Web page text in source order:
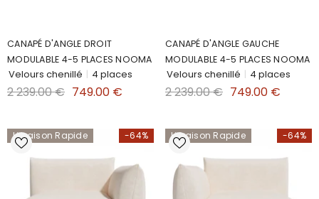
CANAPÉ D'ANGLE DROIT
MODULABLE 4-5 PLACES NOOMA
Velours chenillé | 4 places
2 239.00 € 749.00 €
CANAPÉ D'ANGLE GAUCHE
MODULABLE 4-5 PLACES NOOMA
Velours chenillé | 4 places
2 239.00 € 749.00 €
-64%
Livraison Rapide -64%
Livraison Rapide